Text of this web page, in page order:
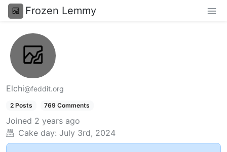
Frozen Lemmy
Elchi@feddit.org
2 Posts 769 Comments
Joined 2 years ago
Cake day: July 3rd, 2024